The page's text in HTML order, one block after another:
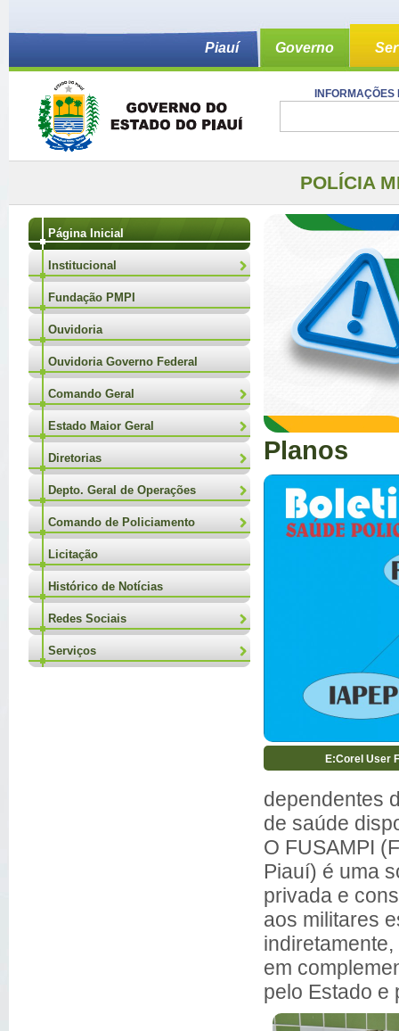
Piauí Governo
POLÍCIA
Página Inicial
Institucional
Fundação PMPI
Ouvidoria
Ouvidoria Governo Federal
Comando Geral
Estado Maior Geral
Diretorias
Depto. Geral de Operações
Comando de Policiamento
Licitação
Histórico de Notícias
Redes Sociais
Serviços
Planos
E:Corel User
dependentes
de saúde
O FUSAMPI
Piauí) é uma
privada e
aos militares
em
pelo Estado